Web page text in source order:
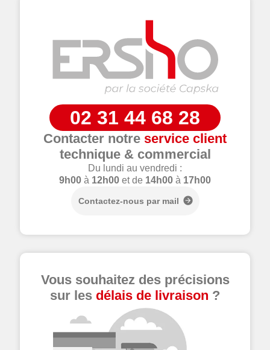
02 31 44 68 28
Contacter notre service client
technique & commercial
Du lundi au vendredi :
9h00 à 12h00 et de 14h00 à 17h00
Contactez-nous par mail
Vous souhaitez des précisions
sur les délais de livraison ?